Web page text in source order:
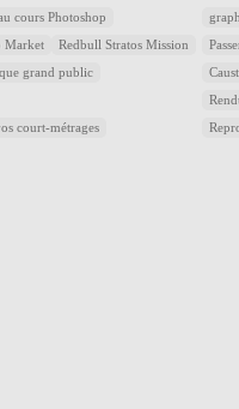
cours Photoshop
Market Redbull Stratos Mission
grand public
court-métrages